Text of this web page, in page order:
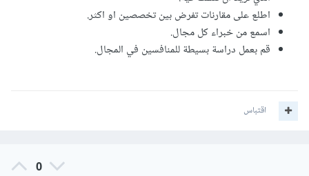
اطلع على مقارنات تفرض بين تخصصين او اكثر.
اسمع من خبراء كل مجال.
قم بعمل دراسة بسيطة للمنافسين في المجال.
اقتباس
0